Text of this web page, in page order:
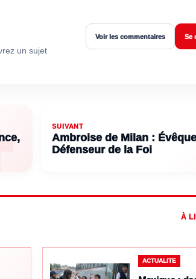
un sujet
Voir les commentaires Se
SUIVANT
Ambroise de Milan :
Défenseur de la Foi
À
ACTUALITE